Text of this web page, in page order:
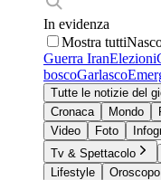
In evidenza
Mostra tutti
Guerra IranElezioni
boscoGarlasco
Tutte le notizie del
Cronaca
Mondo
Video
Foto
Tv & Spettacolo
Lifestyle
Oroscopo